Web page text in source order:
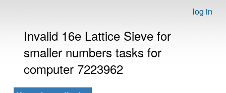
log in
Invalid 16e Lattice Sieve for
smaller numbers tasks for
computer 7223962